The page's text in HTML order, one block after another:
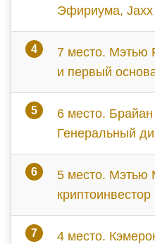
Эфириума, Jaxx
7 место. Мэтью
и первый
6 место. Брайан
Генеральный
5 место. Мэтью
криптоинвестор
4 место.